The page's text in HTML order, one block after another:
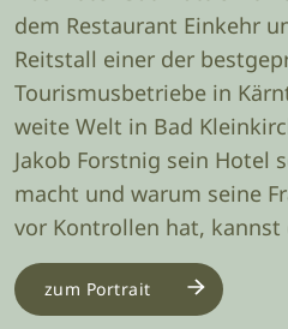
dem Restaurant Einkehr
Reitstall einer der
Tourismusbetriebe in
weite Welt in Bad
Jakob Forstnig sein Hotel
macht und warum seine
vor Kontrollen hat,
zum Portrait